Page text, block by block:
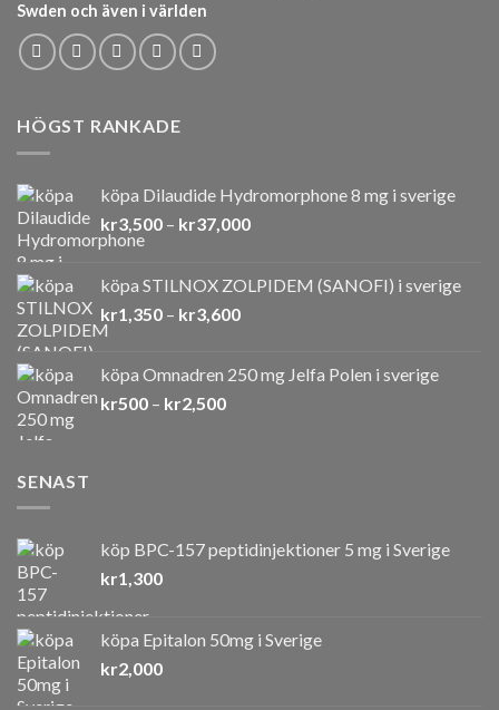
Swden och även i världen
HÖGST RANKADE
köpa Dilaudide Hydromorphone 8 mg i sverige
kr3,500 – kr37,000Prisintervall:
kr37,000
köpa STILNOX ZOLPIDEM (SANOFI) i sverige
kr1,350 – kr3,600Prisintervall:
kr3,600
köpa Omnadren 250 mg Jelfa Polen i sverige
kr500 – kr2,500Prisintervall:
SENAST
köp BPC-157 peptidinjektioner 5 mg i Sverige
kr1,300
köpa Epitalon 50mg i Sverige
kr2,000